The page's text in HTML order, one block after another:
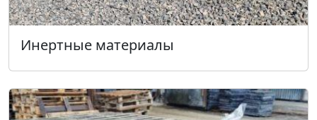
Инертные материалы